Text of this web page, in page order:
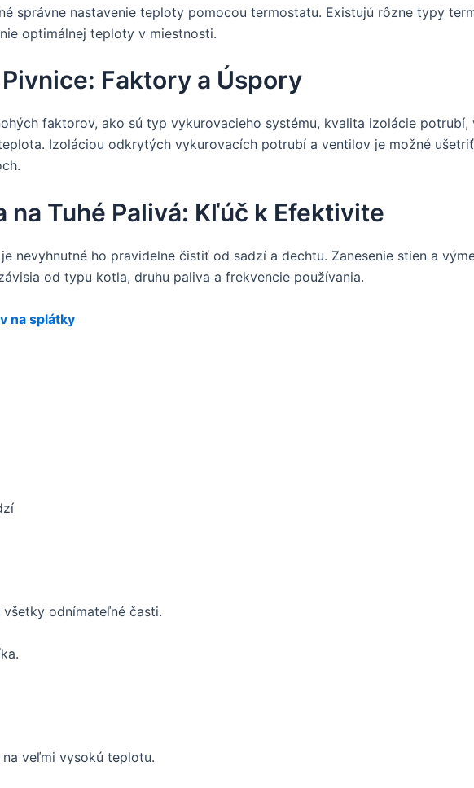
správne nastavenie teploty pomocou termostatu. Existujú rôzne typy
optimálnej teploty v miestnosti.
Faktory a Úspory
faktorov, ako sú typ vykurovacieho systému, kvalita izolácie
Izoláciou odkrytých vykurovacích potrubí a ventilov je možné
na Tuhé Palivá: Kľúč k Efektivite
nevyhnutné ho pravidelne čistiť od sadzí a dechtu. Zanesenie stien a
od typu kotla, druhu paliva a frekvencie používania.
na splátky
odnímateľné časti.
veľmi vysokú teplotu.